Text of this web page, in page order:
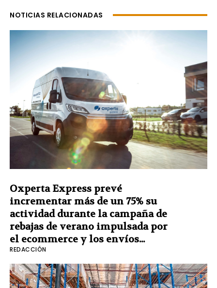
NOTICIAS RELACIONADAS
Oxperta Express prevé
incrementar más de un 75% su
actividad durante la campaña de
rebajas de verano impulsada por
el ecommerce y los envíos...
REDACCIÓN